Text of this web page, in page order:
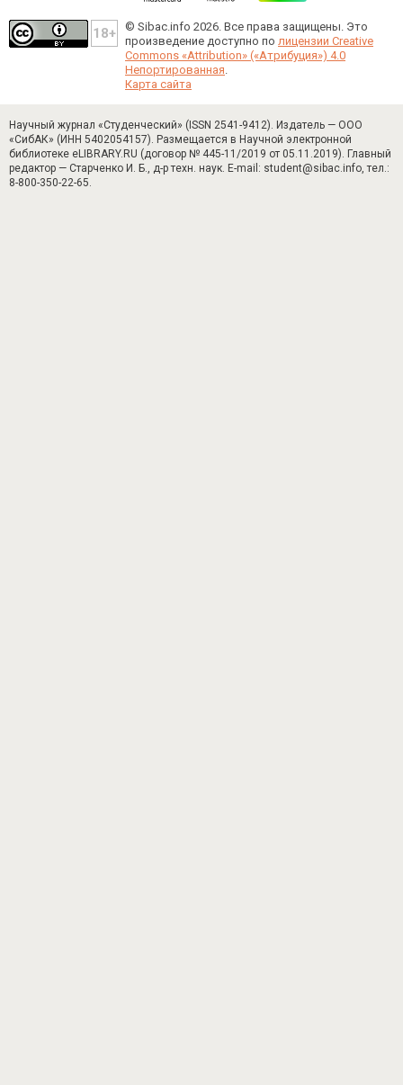
© Sibac.info 2026. Все права защищены. Это
произведение доступно по лицензии Creative
Commons «Attribution» («Атрибуция») 4.0
Непортированная.
Карта сайта
Научный журнал «Студенческий» (ISSN 2541-9412). Издатель — ООО
«СибАК» (ИНН 5402054157). Размещается в Научной электронной
библиотеке eLIBRARY.RU (договор № 445-11/2019 от 05.11.2019). Главный
редактор — Старченко И. Б., д-р техн. наук. E-mail: student@sibac.info, тел.:
8-800-350-22-65.